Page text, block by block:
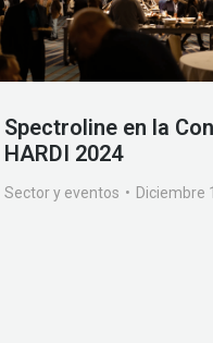
Spectroline en la
HARDI 2024
Sector y eventos Diciembre